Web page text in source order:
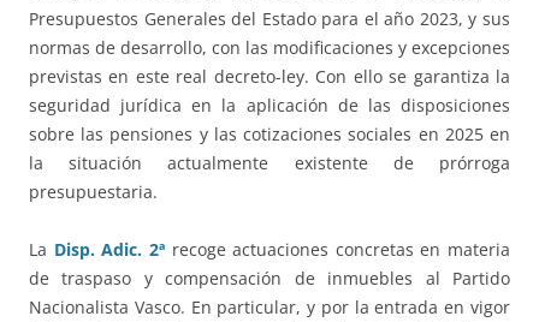
Presupuestos Generales del Estado para el año 2023, y sus
normas de desarrollo, con las modificaciones y excepciones
previstas en este real decreto-ley. Con ello se garantiza la
seguridad jurídica en la aplicación de las disposiciones
sobre las pensiones y las cotizaciones sociales en 2025 en
la situación actualmente existente de prórroga
presupuestaria.
La Disp. Adic. 2ªrecoge actuaciones concretas en materia
de traspaso y compensación de inmuebles al Partido
Nacionalista Vasco. En particular, y por la entrada en vigor